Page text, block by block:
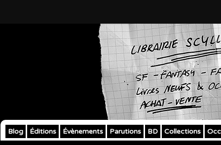
Blog Éditions Évènements Parutions BD Collections